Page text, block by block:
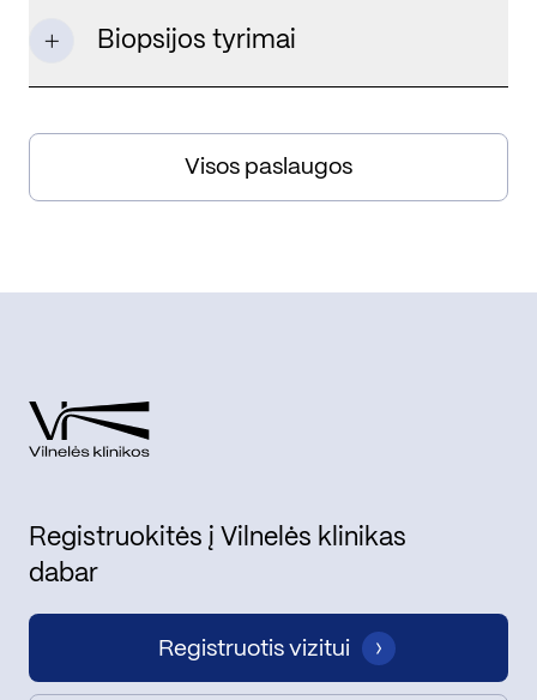
Biopsijos tyrimai
Visos paslaugos
Registruokitės į Vilnelės klinikas
dabar
Registruotis vizitui